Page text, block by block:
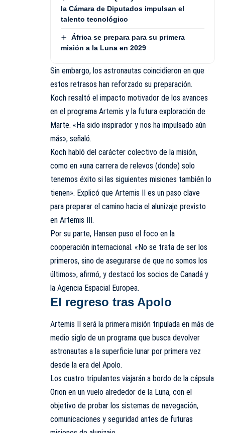
la Cámara de Diputados impulsan el
talento tecnológico
África se prepara para su primera
misión a la Luna en 2029
Sin embargo, los astronautas coincidieron en que
estos retrasos han reforzado su preparación.
Koch resaltó el impacto motivador de los avances
en el programa Artemis y la futura exploración de
Marte. «Ha sido inspirador y nos ha impulsado aún
más», señaló.
Koch habló del carácter colectivo de la misión,
como en «una carrera de relevos (donde) solo
tenemos éxito si las siguientes misiones también lo
tienen». Explicó que Artemis II es un paso clave
para preparar el camino hacia el alunizaje previsto
en Artemis III.
Por su parte, Hansen puso el foco en la
cooperación internacional. «No se trata de ser los
primeros, sino de asegurarse de que no somos los
últimos», afirmó, y destacó los socios de Canadá y
la Agencia Espacial Europea.
El regreso tras Apolo
Artemis II será la primera misión tripulada en más de
medio siglo de un programa que busca devolver
astronautas a la superficie lunar por primera vez
desde la era del Apolo.
Los cuatro tripulantes viajarán a bordo de la cápsula
Orion en un vuelo alrededor de la Luna, con el
objetivo de probar los sistemas de navegación,
comunicaciones y seguridad antes de futuras